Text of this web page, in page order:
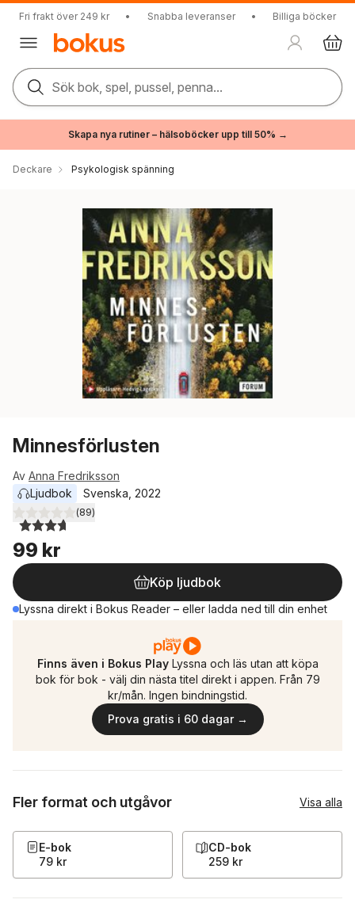
Fri frakt över 249 kr • Snabba leveranser • Billiga böcker
Sök bok, spel, pussel, penna...
Skapa nya rutiner – hälsoböcker upp till 50% →
Deckare Psykologisk spänning
Minnesförlusten
Av Anna Fredriksson
Ljudbok
Svenska 2022
3,7utav 5 stjärnor. Totalt antal röster:
(89)
99 kr
Köp ljudbok
Lyssna direkt i Bokus Reader – eller ladda ned till din enhet
Finns även i Bokus Play Lyssna och läs utan att köpa
bok för bok - välj din nästa titel direkt i appen. Från 79
kr/mån. Ingen bindningstid.
Prova gratis i 60 dagar →
Fler format och utgåvor Visa alla
E-bok
79 kr
CD-bok
259 kr